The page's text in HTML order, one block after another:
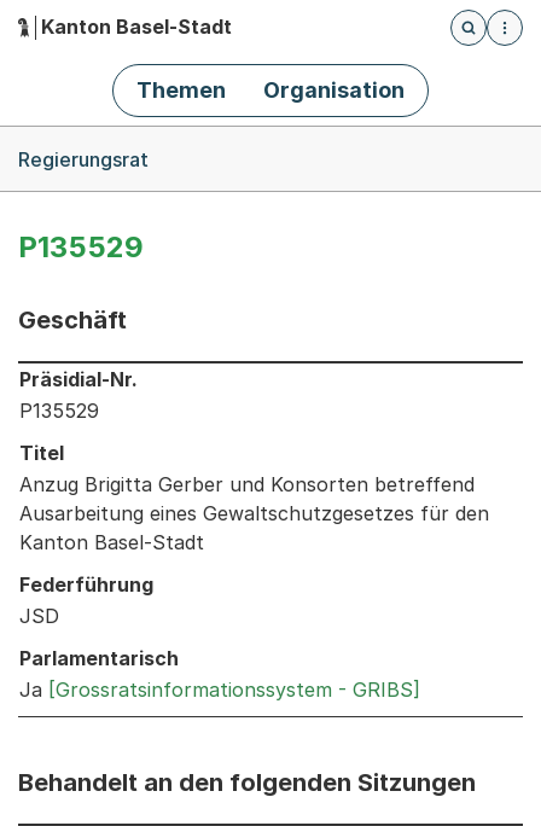
Hauptnavigation
Kanton Basel-Stadt
Öffnet
Themen Organisation
Regierungsrat
P135529
Geschäft
Informationen zum Ausgewählten Geschäft
Präsidial-Nr.
P135529
Titel
Anzug Brigitta Gerber und Konsorten betreffend
Ausarbeitung eines Gewaltschutzgesetzes für den
Kanton Basel-Stadt
Federführung
JSD
Parlamentarisch
Ja [Grossratsinformationssystem - GRIBS]
Behandelt an den folgenden Sitzungen